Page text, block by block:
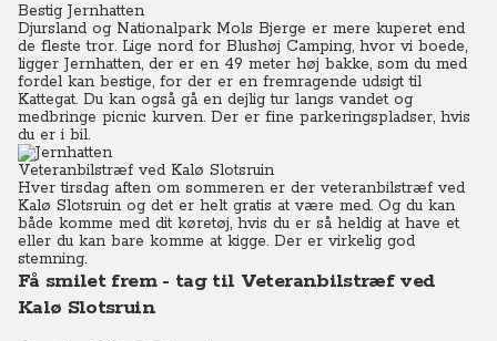
Bestig Jernhatten
Djursland og Nationalpark Mols Bjerge er mere kuperet end
de fleste tror. Lige nord for Blushøj Camping, hvor vi boede,
ligger Jernhatten, der er en 49 meter høj bakke, som du med
fordel kan bestige, for der er en fremragende udsigt til
Kattegat. Du kan også gå en dejlig tur langs vandet og
medbringe picnic kurven. Der er fine parkeringspladser, hvis
du er i bil.
Veteranbilstræf ved Kalø Slotsruin
Hver tirsdag aften om sommeren er der veteranbilstræf ved
Kalø Slotsruin og det er helt gratis at være med. Og du kan
både komme med dit køretøj, hvis du er så heldig at have et
eller du kan bare komme at kigge. Der er virkelig god
stemning.
Få smilet frem - tag til Veteranbilstræf ved
Kalø Slotsruin